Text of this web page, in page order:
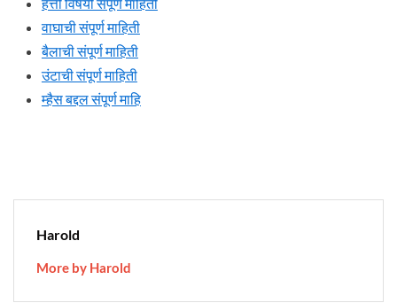
वाघाची संपूर्ण माहिती
बैलाची संपूर्ण माहिती
उंटाची संपूर्ण माहिती
म्हैस बद्दल संपूर्ण माहि
Harold
More by Harold